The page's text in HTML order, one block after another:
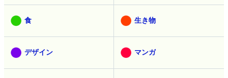
食 生き物
デザイン マンガ